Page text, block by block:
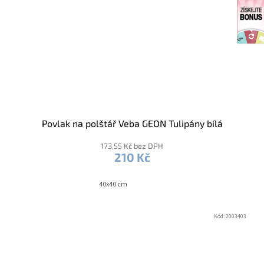
Povlak na polštář Veba GEON Tulipány bílá
173,55 Kč bez DPH
210 Kč
40x40 cm
Kód:2003403